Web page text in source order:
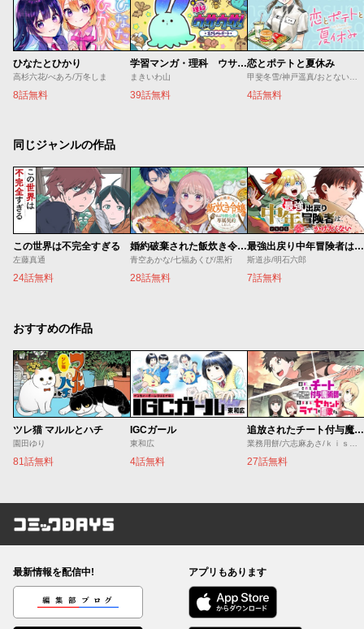
ひなたとひかり
高杉六花/べあろ/万冬しま
8話無料
学習マンガ・理科 ウサウサ！
まきいわ山
39話無料
恋とポテトと夏休み
甲斐冬雪/神戸遥真/おとないちあき
4話無料
同じジャンルの作品
この世界は不完全すぎる
左藤真通
24話無料
婚約破棄された飯炊き令嬢の私は冷酷公爵と専属契約しました～ですが胃袋を掴んだ結果、冷たかった公爵様がどんどん優しくなっています～
青空あかな/七福あくび/黒裄
28話無料
最強出戻り中年冒険者は、今さら命なんてかけたくない
斯道歩/明石六郎
7話無料
おすすめの作品
ツレ猫 マルルとハチ
園田ゆり
81話無料
IGCガール
東和広
4話無料
追放されたチート付与魔術師は気ままなセカンドライフを謳歌する。 ～俺は武器だけじゃなく、あらゆるものに『強化ポイント』を付与できるし、俺の意思でいつでも効果を解除できるけど、残った人たち大丈夫？～
27話無料
コミックDAYS
最新情報を配信中!
編集部ブログ
アプリもあります